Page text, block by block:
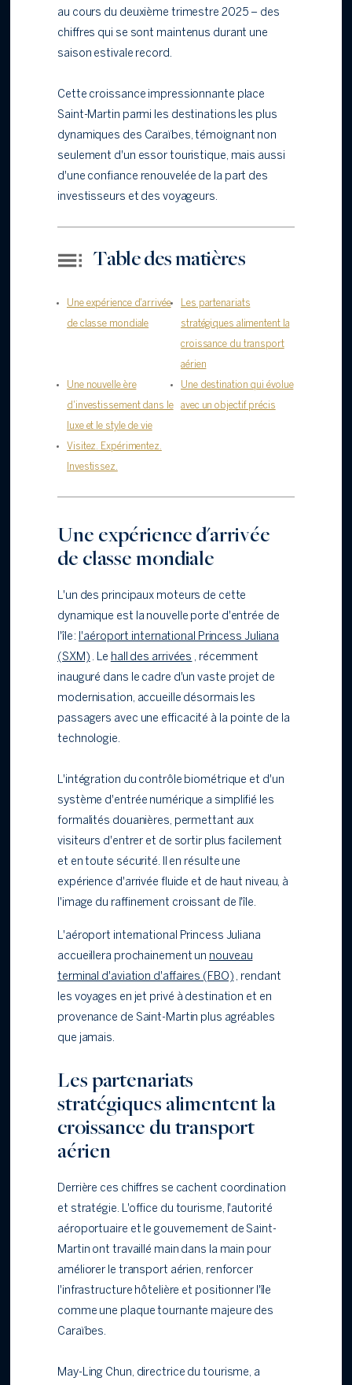
au cours du deuxième trimestre 2025 – des
chiffres qui se sont maintenus durant une
saison estivale record.
Cette croissance impressionnante place
Saint-Martin parmi les destinations les plus
dynamiques des Caraïbes, témoignant non
seulement d'un essor touristique, mais aussi
d'une confiance renouvelée de la part des
investisseurs et des voyageurs.
Table des matières
Une expérience d'arrivée
de classe mondiale
Les partenariats
stratégiques alimentent la
croissance du transport
aérien
Une nouvelle ère
d'investissement dans le
luxe et le style de vie
Une destination qui évolue
avec un objectif précis
Visitez. Expérimentez.
Investissez.
Une expérience d'arrivée
de classe mondiale
L'un des principaux moteurs de cette
dynamique est la nouvelle porte d'entrée de
l'île :
l'aéroport international Princess Juliana
(SXM) . Le hall des arrivées , récemment
inauguré dans le cadre d'un vaste projet de
modernisation, accueille désormais les
passagers avec une efficacité à la pointe de la
technologie.
L'intégration du contrôle biométrique et d'un
système d'entrée numérique a simplifié les
formalités douanières, permettant aux
visiteurs d'entrer et de sortir plus facilement
et en toute sécurité. Il en résulte une
expérience d'arrivée fluide et de haut niveau, à
l'image du raffinement croissant de l'île.
L'aéroport international Princess Juliana
accueillera prochainement un nouveau
terminal d'aviation d'affaires (FBO) , rendant
les voyages en jet privé à destination et en
provenance de Saint-Martin plus agréables
que jamais.
Les partenariats
stratégiques alimentent la
croissance du transport
aérien
Derrière ces chiffres se cachent coordination
et stratégie. L'office du tourisme, l'autorité
aéroportuaire et le gouvernement de Saint-
Martin ont travaillé main dans la main pour
améliorer le transport aérien, renforcer
l'infrastructure hôtelière et positionner l'île
comme une plaque tournante majeure des
Caraïbes.
May-Ling Chun, directrice du tourisme, a